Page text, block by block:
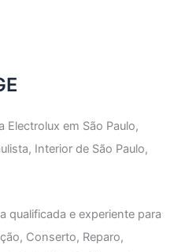
Electrolux em São Paulo,
Interior de São Paulo,
qualificada e experiente para
Conserto, Reparo,